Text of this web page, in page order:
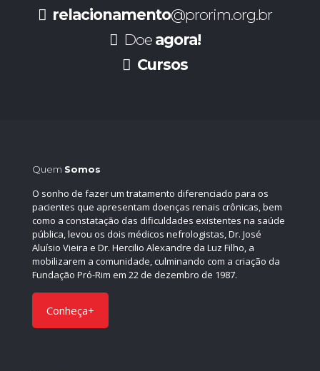
relacionamento@prorim.org.br
Doe agora!
Cursos
Quem Somos
O sonho de fazer um tratamento diferenciado para os
pacientes que apresentam doenças renais crônicas, bem
como a constatação das dificuldades existentes na saúde
pública, levou os dois médicos nefrologistas, Dr. José
Aluísio Vieira e Dr. Hercilio Alexandre da Luz Filho, a
mobilizarem a comunidade, culminando com a criação da
Fundação Pró-Rim em 22 de dezembro de 1987.
Conheça+